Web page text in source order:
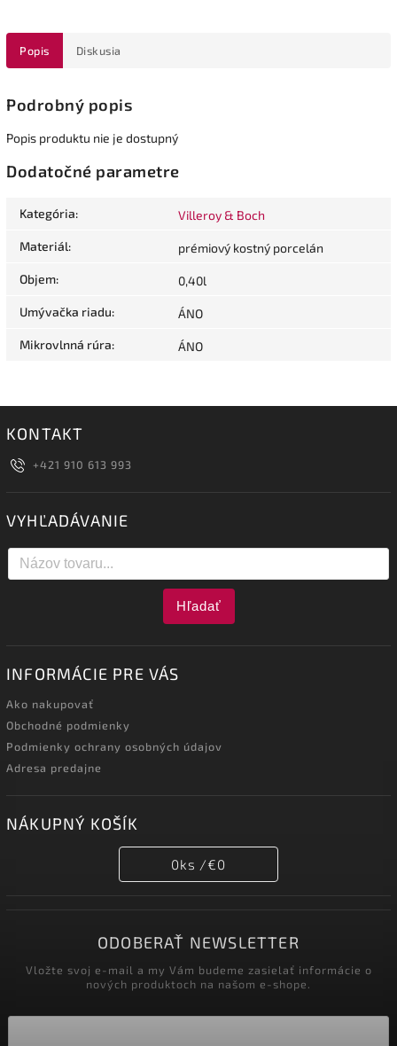
Popis Diskusia
Podrobný popis
Popis produktu nie je dostupný
Dodatočné parametre
Kategória: Villeroy & Boch
Materiál: prémiový kostný porcelán
Objem: 0,40l
Umývačka riadu: ÁNO
Mikrovlnná rúra: ÁNO
KONTAKT
+421 910 613 993
VYHĽADÁVANIE
Hľadať
INFORMÁCIE PRE VÁS
Ako nakupovať
Obchodné podmienky
Podmienky ochrany osobných údajov
Adresa predajne
NÁKUPNÝ KOŠÍK
0ks /€0
ODOBERAŤ NEWSLETTER
Vložte svoj e-mail a my Vám budeme zasielať informácie o
nových produktoch na našom e-shope.